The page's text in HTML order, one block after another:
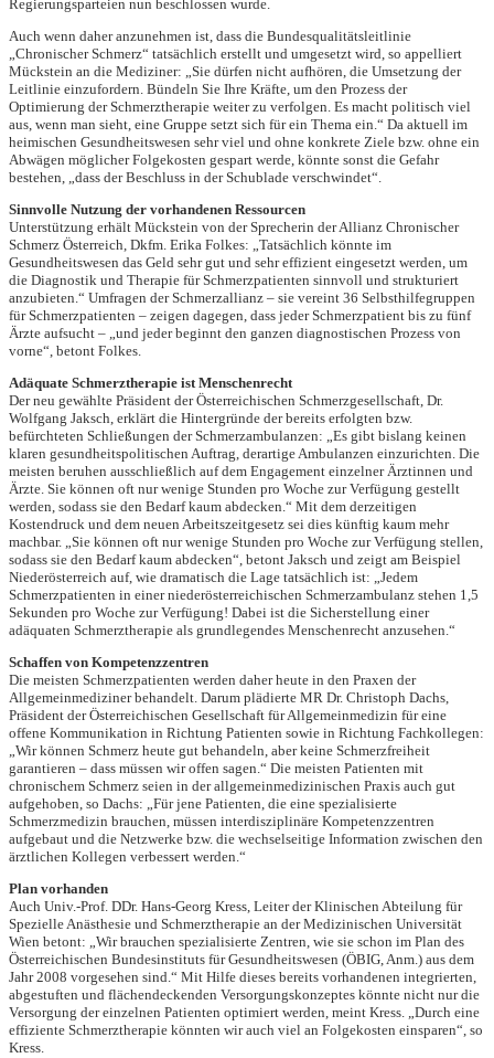
Regierungsparteien nun beschlossen wurde.
Auch wenn daher anzunehmen ist, dass die Bundesqualitätsleitlinie
„Chronischer Schmerz“ tatsächlich erstellt und umgesetzt wird, so appelliert
Mückstein an die Mediziner: „Sie dürfen nicht aufhören, die Umsetzung der
Leitlinie einzufordern. Bündeln Sie Ihre Kräfte, um den Prozess der
Optimierung der Schmerztherapie weiter zu verfolgen. Es macht politisch viel
aus, wenn man sieht, eine Gruppe setzt sich für ein Thema ein.“ Da aktuell im
heimischen Gesundheitswesen sehr viel und ohne konkrete Ziele bzw. ohne ein
Abwägen möglicher Folgekosten gespart werde, könnte sonst die Gefahr
bestehen, „dass der Beschluss in der Schublade verschwindet“.
Sinnvolle Nutzung der vorhandenen Ressourcen
Unterstützung erhält Mückstein von der Sprecherin der Allianz Chronischer
Schmerz Österreich, Dkfm. Erika Folkes: „Tatsächlich könnte im
Gesundheitswesen das Geld sehr gut und sehr effizient eingesetzt werden, um
die Diagnostik und Therapie für Schmerzpatienten sinnvoll und strukturiert
anzubieten.“ Umfragen der Schmerzallianz – sie vereint 36 Selbsthilfegruppen
für Schmerzpatienten – zeigen dagegen, dass jeder Schmerzpatient bis zu fünf
Ärzte aufsucht – „und jeder beginnt den ganzen diagnostischen Prozess von
vorne“, betont Folkes.
Adäquate Schmerztherapie ist Menschenrecht
Der neu gewählte Präsident der Österreichischen Schmerzgesellschaft, Dr.
Wolfgang Jaksch, erklärt die Hintergründe der bereits erfolgten bzw.
befürchteten Schließungen der Schmerzambulanzen: „Es gibt bislang keinen
klaren gesundheitspolitischen Auftrag, derartige Ambulanzen einzurichten. Die
meisten beruhen ausschließlich auf dem Engagement einzelner Ärztinnen und
Ärzte. Sie können oft nur wenige Stunden pro Woche zur Verfügung gestellt
werden, sodass sie den Bedarf kaum abdecken.“ Mit dem derzeitigen
Kostendruck und dem neuen Arbeitszeitgesetz sei dies künftig kaum mehr
machbar. „Sie können oft nur wenige Stunden pro Woche zur Verfügung stellen,
sodass sie den Bedarf kaum abdecken“, betont Jaksch und zeigt am Beispiel
Niederösterreich auf, wie dramatisch die Lage tatsächlich ist: „Jedem
Schmerzpatienten in einer niederösterreichischen Schmerzambulanz stehen 1,5
Sekunden pro Woche zur Verfügung! Dabei ist die Sicherstellung einer
adäquaten Schmerztherapie als grundlegendes Menschenrecht anzusehen.“
Schaffen von Kompetenzzentren
Die meisten Schmerzpatienten werden daher heute in den Praxen der
Allgemeinmediziner behandelt. Darum plädierte MR Dr. Christoph Dachs,
Präsident der Österreichischen Gesellschaft für Allgemeinmedizin für eine
offene Kommunikation in Richtung Patienten sowie in Richtung Fachkollegen:
„Wir können Schmerz heute gut behandeln, aber keine Schmerzfreiheit
garantieren – dass müssen wir offen sagen.“ Die meisten Patienten mit
chronischem Schmerz seien in der allgemeinmedizinischen Praxis auch gut
aufgehoben, so Dachs: „Für jene Patienten, die eine spezialisierte
Schmerzmedizin brauchen, müssen interdisziplinäre Kompetenzzentren
aufgebaut und die Netzwerke bzw. die wechselseitige Information zwischen den
ärztlichen Kollegen verbessert werden.“
Plan vorhanden
Auch Univ.-Prof. DDr. Hans-Georg Kress, Leiter der Klinischen Abteilung für
Spezielle Anästhesie und Schmerztherapie an der Medizinischen Universität
Wien betont: „Wir brauchen spezialisierte Zentren, wie sie schon im Plan des
Österreichischen Bundesinstituts für Gesundheitswesen (ÖBIG, Anm.) aus dem
Jahr 2008 vorgesehen sind.“ Mit Hilfe dieses bereits vorhandenen integrierten,
abgestuften und flächendeckenden Versorgungskonzeptes könnte nicht nur die
Versorgung der einzelnen Patienten optimiert werden, meint Kress. „Durch eine
effiziente Schmerztherapie könnten wir auch viel an Folgekosten einsparen“, so
Kress.